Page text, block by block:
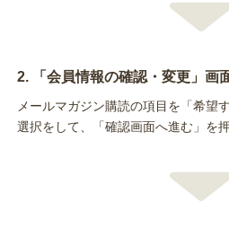
2. 「会員情報の確認・変更」画
メールマガジン購読の項目を「希望
選択をして、「確認画面へ進む」を